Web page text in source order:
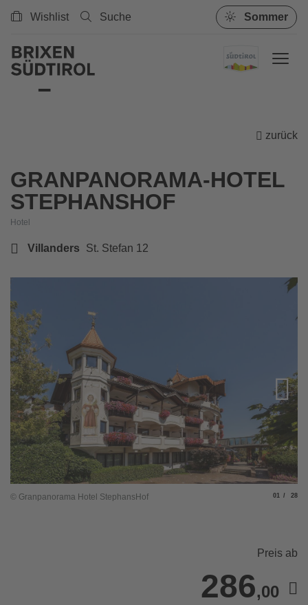
Wishlist Suche Sommer
zurück
GRANPANORAMA-HOTEL
STEPHANSHOF
Hotel
Villanders St. Stefan 12
© Granpanorama Hotel StephansHof Slide
01 von
28
Preis ab
286,00